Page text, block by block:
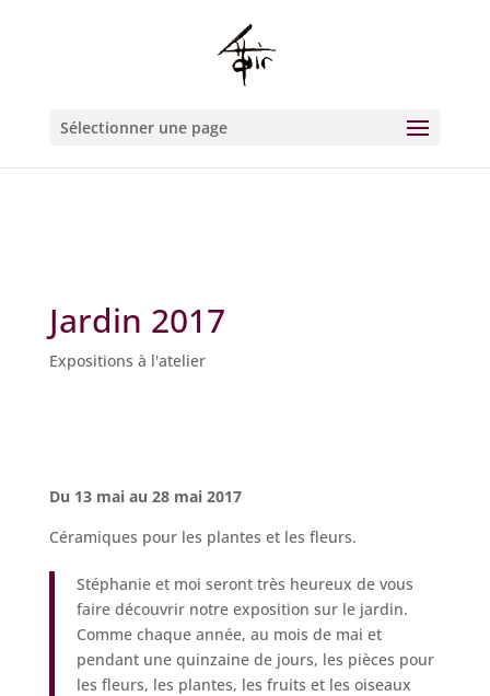
: Constant WP_CRON_LOCK_TIMEOUT already defined in
on line93
Sélectionner une page
Jardin 2017
Expositions à l'atelier
Du 13 mai au 28 mai 2017
Céramiques pour les plantes et les fleurs.
Stéphanie et moi seront très heureux de vous
faire découvrir notre exposition sur le jardin.
Comme chaque année, au mois de mai et
pendant une quinzaine de jours, les pièces pour
les fleurs, les plantes, les fruits et les oiseaux